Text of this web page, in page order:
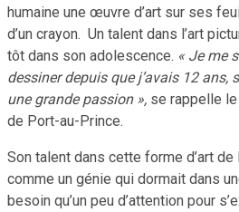
humaine une œuvre d’art sur ses
d’un crayon. Un talent dans l’art
tôt dans son adolescence. « Je me
dessiner depuis que j’avais 12 ans,
une grande passion », se rappelle
de Port-au-Prince.
Son talent dans cette forme d’art de
comme un génie qui dormait dans
besoin qu’un peu d’attention pour